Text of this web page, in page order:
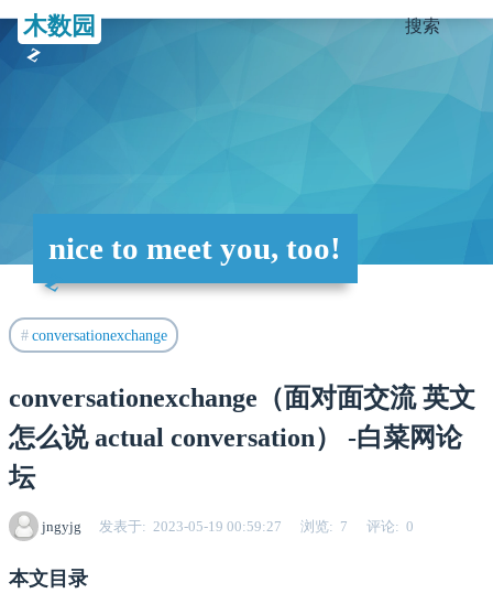
木数园 搜索
nice to meet you, too!
conversationexchange
conversationexchange（面对面交流 英文
怎么说 actual conversation） -白菜网论
坛
jngyjg 发表于 2023-05-19 00:59:27 浏览 7 评论 0
本文目录